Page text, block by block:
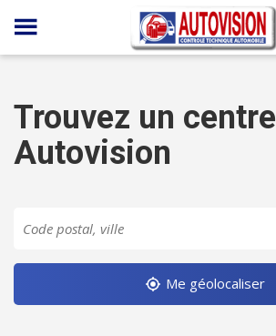
Panneau de gestion des cookies
Trouvez un centre
Autovision
Me géolocaliser